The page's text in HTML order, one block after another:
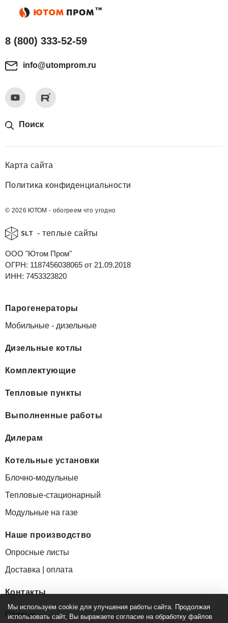
Мы используем cookie для улучшения работы сайта. Продолжая
использовать сайт, Вы выражаете согласие на обработку файлов
8 (800) 333-52-59
info@utomprom.ru
Поиск
Карта сайта
Политика конфиденциальности
© 2026 ЮТОМ - обогреем что угодно
- теплые сайты
ООО "Ютом Пром"
ОГРН: 1187456038065 от 21.09.2018
ИНН: 7453323820
Парогенераторы
Мобильные - дизельные
Дизельные котлы
Комплектующие
Тепловые пункты
Выполненные работы
Дилерам
Котельные установки
Блочно-модульные
Тепловые-стационарный
Модульные на газе
Наше производство
Опросные листы
Доставка | оплата
Контакты
Статьи